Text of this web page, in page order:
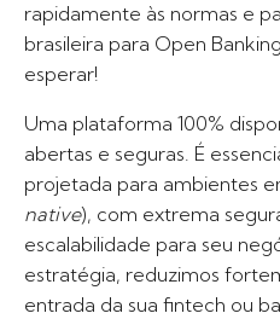
rapidamente às normas e
brasileira para Open
esperar!
Uma plataforma 100%
abertas e seguras. É
projetada para ambientes
native), com extrema
escalabilidade para seu
estratégia, reduzimos
entrada da sua fintech ou